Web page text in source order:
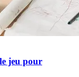
jeu pour